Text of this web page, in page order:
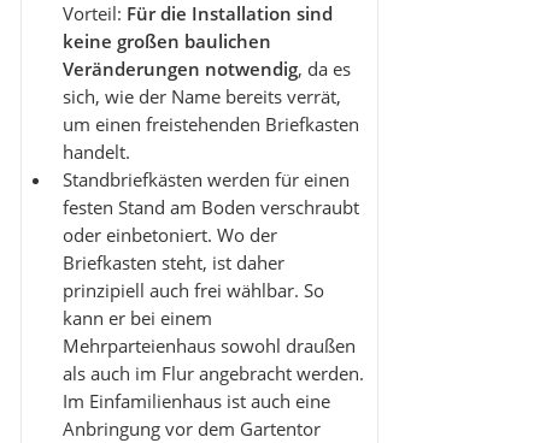
Vorteil: Für die Installation sind
keine großen baulichen
Veränderungen notwendig, da es
sich, wie der Name bereits verrät,
um einen freistehenden Briefkasten
handelt.
Standbriefkästen werden für einen
festen Stand am Boden verschraubt
oder einbetoniert. Wo der
Briefkasten steht, ist daher
prinzipiell auch frei wählbar. So
kann er bei einem
Mehrparteienhaus sowohl draußen
als auch im Flur angebracht werden.
Im Einfamilienhaus ist auch eine
Anbringung vor dem Gartentor